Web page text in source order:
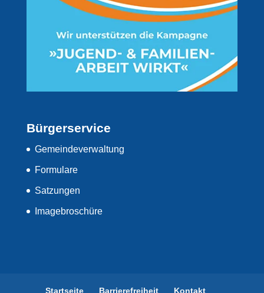
Bürgerservice
Gemeindeverwaltung
Formulare
Satzungen
Imagebroschüre
Startseite Barrierefreiheit Kontakt